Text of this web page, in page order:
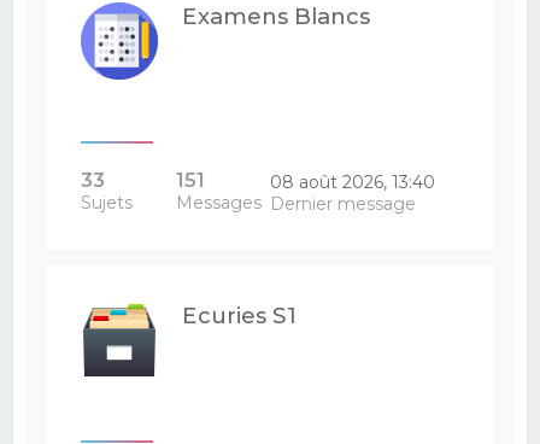
Examens Blancs
33
Sujets
151
Messages
08 août 2026, 13:40
Dernier message
Ecuries S1